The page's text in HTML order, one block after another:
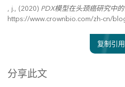
, j., (2020) PDX模型在头颈癌研究中
https://www.crownbio.com/zh-cn/
复制引用
分享此文